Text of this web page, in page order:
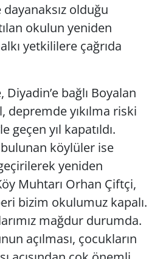
olduğu
okulun yeniden
yetkililere çağrıda
bağlı Boyalan
yıkılma riski
geçen yıl kapatıldı.
köylüler ise
yeniden
Muhtarı Orhan Çiftçi,
bizim okulumuz kapalı.
mağdur durumda.
açılması, çocukların